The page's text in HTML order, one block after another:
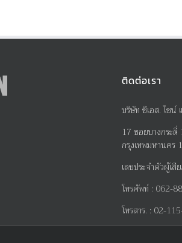
ติดต่อเรา
บริษัท ซีเอส. ไซน์
17ซอยบางกระดี่
กรุงเทพมหานคร
เลขประจำตัวผู้เสี
โทรศัพท์:062-
โทรสาร. :02-